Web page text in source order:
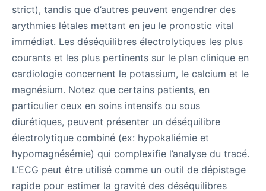
strict), tandis que d’autres peuvent engendrer des
arythmies létales mettant en jeu le pronostic vital
immédiat. Les déséquilibres électrolytiques les plus
courants et les plus pertinents sur le plan clinique en
cardiologie concernent le potassium, le calcium et le
magnésium. Notez que certains patients, en
particulier ceux en soins intensifs ou sous
diurétiques, peuvent présenter un déséquilibre
électrolytique combiné (ex: hypokaliémie et
hypomagnésémie) qui complexifie l’analyse du tracé.
L’ECG peut être utilisé comme un outil de dépistage
rapide pour estimer la gravité des déséquilibres